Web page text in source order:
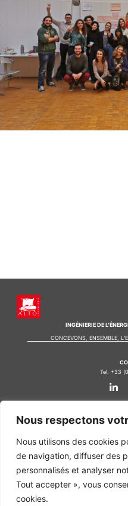
Nous respectons
Nous utilisons des cookies
de navigation, diffuser des
personnalisés et analyser
Tout accepter », vous
cookies.
INGÉNIERIE DE
CONCEVONS, ENSEMBLE,
Tel. +33
i
n
e
i
n
-
i
n
Bureau d'études Bordeaux
Bureau d'études Lyon
Tel. +33